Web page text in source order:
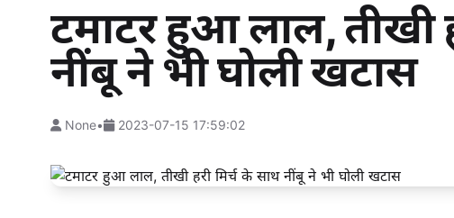
टमाटर हुआ लाल, तीखी
नींबू ने भी घोली खटास
None• 2023-07-15 17:59:02